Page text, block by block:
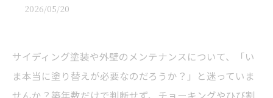
2026/05/20
サイディング塗装や外壁のメンテナンスについて、「い
ま本当に塗り替えが必要なのだろうか？」と迷っていま
せんか？築年数だけで判断せず、チョーキングやひび割